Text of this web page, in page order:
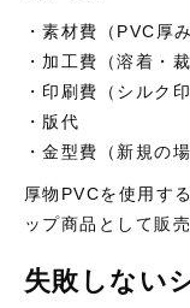
・素材費（PVC厚み
・加工費（溶着・裁
・印刷費（シルク
・版代
・金型費（新規の場
厚物PVCを使用す
ップ商品として販
失敗しない